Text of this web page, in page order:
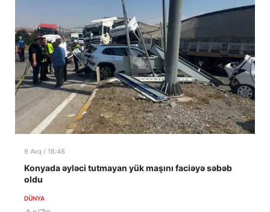
6 Avq / 18:48
Konyada əyləci tutmayan yük maşını faciəyə səbəb
oldu
DÜNYA